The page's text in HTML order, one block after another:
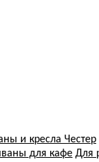
и кресла Честер
для кафе Для